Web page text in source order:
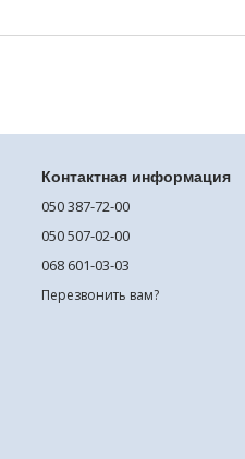
Контактная информация
050 387-72-00
050 507-02-00
068 601-03-03
Перезвонить вам?